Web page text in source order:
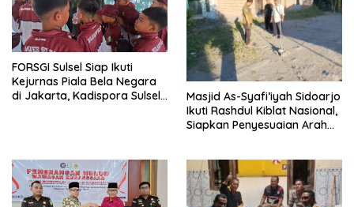
FORSGI Sulsel Siap Ikuti
Kejurnas Piala Bela Negara
di Jakarta, Kadispora Sulsel
Masjid As-Syafi’iyah Sidoarjo
Ikuti Rashdul Kiblat Nasional,
Siapkan Penyesuaian Arah